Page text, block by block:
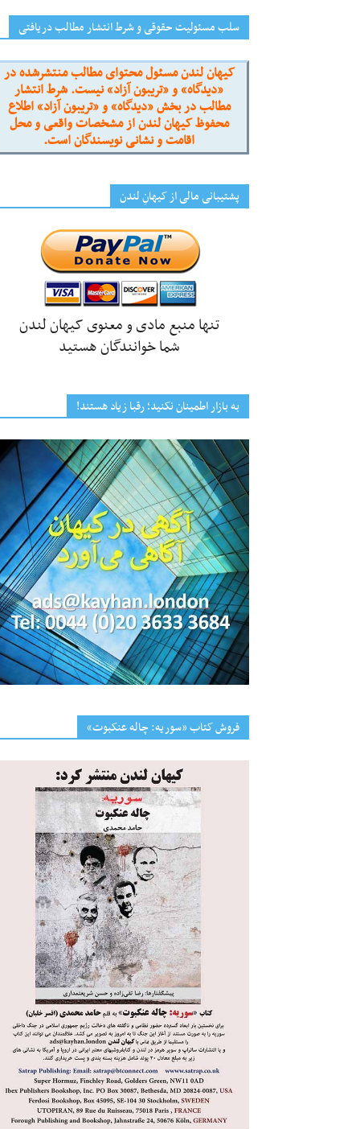
سلب مسئولیت حقوقی و شرط انتشار مطالب دریافتی
کیهان لندن مسئول محتوای مطالب منتشرشده در
«دیدگاه» و «تریبون آزاد» نیست. شرط انتشار
مطالب در بخش «دیدگاه» و «تریبون آزاد» اطلاع
محفوظ کیهان لندن از مشخصات واقعی و محل
اقامت و نشانی نویسندگان است.
پشتیبانی مالی از کیهانِ لندن
تنها منبع مادی و معنوی کیهان لندن
شما خوانندگان هستید
به بازار اطمینان نکنید؛ رقبا زیاد هستند!
فروش کتاب «سوریه: چاله عنکبوت»